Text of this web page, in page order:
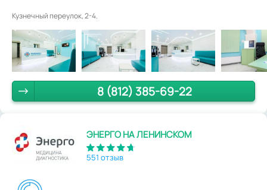
Кузнечный переулок, 2-4.
8 (812) 385-69-22
ЭНЕРГО НА ЛЕНИНСКОМ
551 отзыв